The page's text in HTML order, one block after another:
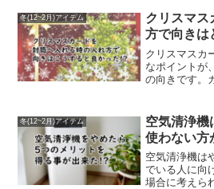
冬(12~2月)アイテム
クリスマス
方で向きは
クリスマスカ
なポイントが
の向きです。
ザインを楽し
切手代にも注
110円、50g以
て料金が変わ
スマスカード
る正しい入れ
冬(12~2月)アイテム
空気清浄機
使わない方
空気清浄機は
でいる人に向
場合に考えら